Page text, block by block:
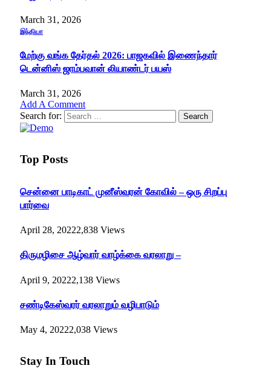
March 31, 2026
இந்தியா
மேற்கு வங்க தேர்தல் 2026: பாஜகவில் இணைந்தார்
டென்னிஸ் ஜாம்பவான் லியாண்டர் பயஸ்
March 31, 2026
Add A Comment
Search for:
Top Posts
சென்னை பாடிகாட் முனீஸ்வரன் கோவில் – ஒரு சிறப்பு
பார்வை
April 28, 20222,838 Views
திருமழிசை ஆழ்வார் வாழ்க்கை வரலாறு –
April 9, 20222,138 Views
சண்டிகேஸ்வரர் வரலாறும் வழிபாடும்
May 4, 20222,038 Views
Stay In Touch